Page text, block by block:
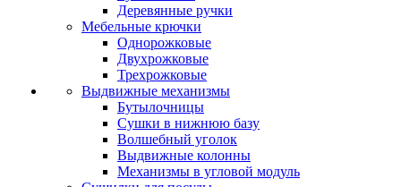
Деревянные ручки
Мебельные крючки
Однорожковые
Двухрожковые
Трехрожковые
Выдвижные механизмы
Бутылочницы
Сушки в нижнюю базу
Волшебный уголок
Выдвижные колонны
Механизмы в угловой модуль